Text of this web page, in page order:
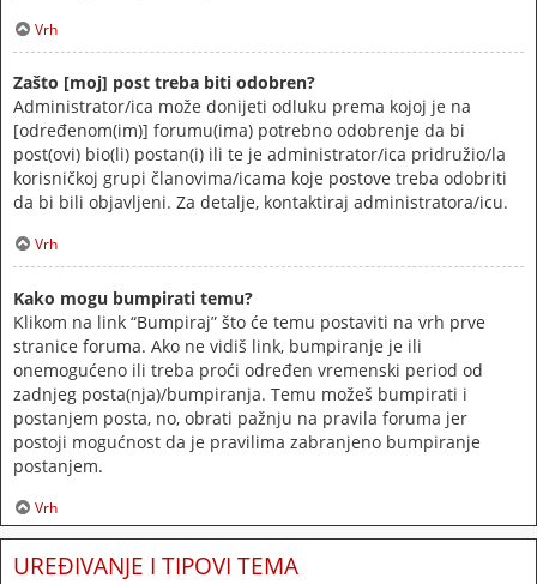
Vrh
Zašto [moj] post treba biti odobren?
Administrator/ica može donijeti odluku prema kojoj je na
[određenom(im)] forumu(ima) potrebno odobrenje da bi
post(ovi) bio(li) postan(i) ili te je administrator/ica pridružio/la
korisničkoj grupi članovima/icama koje postove treba odobriti
da bi bili objavljeni. Za detalje, kontaktiraj administratora/icu.
Vrh
Kako mogu bumpirati temu?
Klikom na link “Bumpiraj” što će temu postaviti na vrh prve
stranice foruma. Ako ne vidiš link, bumpiranje je ili
onemogućeno ili treba proći određen vremenski period od
zadnjeg posta(nja)/bumpiranja. Temu možeš bumpirati i
postanjem posta, no, obrati pažnju na pravila foruma jer
postoji mogućnost da je pravilima zabranjeno bumpiranje
postanjem.
Vrh
UREĐIVANJE I TIPOVI TEMA